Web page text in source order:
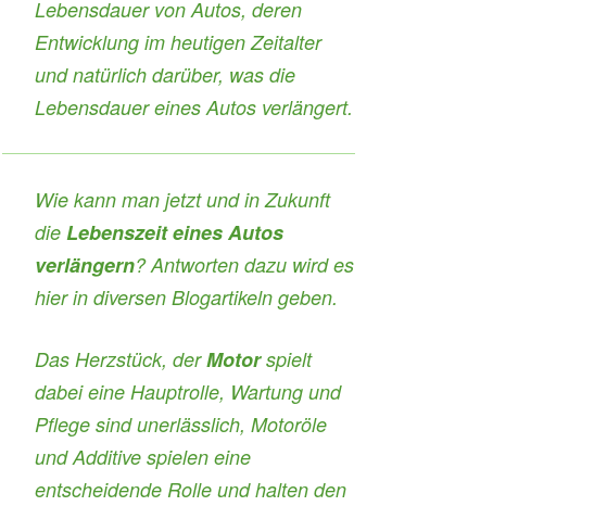
Lebensdauer von Autos, deren
Entwicklung im heutigen Zeitalter
und natürlich darüber, was die
Lebensdauer eines Autos verlängert.
Wie kann man jetzt und in Zukunft
dieLebenszeit eines Autos
verlängern? Antworten dazu wird es
hier in diversen Blogartikeln geben.
Das Herzstück, derMotorspielt
dabei eine Hauptrolle, Wartung und
Pflege sind unerlässlich, Motoröle
und Additive spielen eine
entscheidende Rolle und halten den